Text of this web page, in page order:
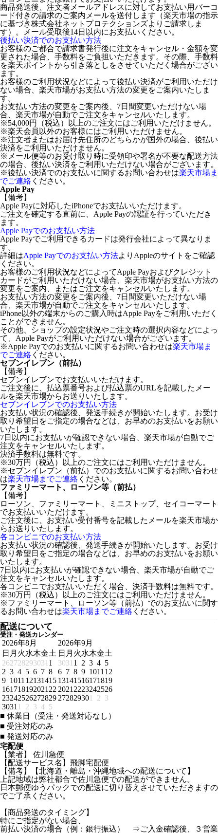
商品発送後、注文者メールアドレスに対してお支払い用バーコ
ード付きの請求のご案内メールを送付します（楽天市場の指示
に基づき株式会社ネットプロテクションズよりご請求しま
す）。メール受取後14日以内にお支払いください。
後払い決済でのお支払い方法
お客様のご都合で請求書発行後に注文をキャンセル・金額を変
更された場合、手数料をご負担いただきます。その際、手数料
を楽天ポイントから引き落としをさせていただく場合がござい
ます。
お客様のご利用状況などによって後払い決済がご利用いただけ
ない場合、楽天市場がお支払い方法の変更をご案内いたしま
す。
お支払い方法の変更をご案内後、7日間変更いただけない場
合、楽天市場が自動でご注文をキャンセルいたします。
※54,000円（税込）以上のご注文にはご利用いただけません。
※楽天会員以外のお客様にはご利用いただけません。
※注文者またはお届け先住所のどちらかが国外の場合、後払い
決済をご利用いただけません。
※メール便等のお受け取り時に受領印や署名が不要な配送方法
の場合、後払い決済をご利用いただけない場合がございます。
※後払い決済でのお支払いに関するお問い合わせは楽天市場ま
でご連絡 ください。
Apple Pay
【備考】
Apple Payに対応したiPhoneでお支払いいただけます。
ご注文を確定する直前に、Apple Payの認証を行っていただき
ます。
Apple Payでのお支払い方法
Apple Payでご利用できるカードは発行会社によって異なりま
す。
詳細はApple Payでのお支払い方法よりAppleのサイトをご確認
ください。
お客様のご利用状況などによってApple Payおよびクレジット
カードがご利用いただけない場合、楽天市場がお支払い方法の
変更をご案内、またはご注文をキャンセルいたします。
お支払い方法の変更をご案内後、7日間変更いただけない場
合、楽天市場が自動でご注文をキャンセルいたします。
iPhone以外の端末からのご購入時はApple Payをご利用いただく
ことができません。
その他、ショップの設定状況やご注文時の選択内容などによっ
て、Apple Payがご利用いただけない場合がございます。
※Apple Payでのお支払いに関するお問い合わせは楽天市場ま
でご連絡 ください。
セブンイレブン（前払）
【備考】
セブンイレブンでお支払いいただけます。
ご注文後に、払込票番号および払込票のURLを記載したメー
ルを楽天市場からお送りいたします。
セブンイレブンでのお支払い方法
お支払い状況の確認後、発送手続きが開始いたします。お受け
取り希望日をご指定の場合などは、お早めのお支払いをお願い
いたします。
7日以内にお支払いが確認できない場合、楽天市場が自動でご
注文をキャンセルいたします。
決済手数料は無料です。
※30万円（税込）以上のご注文にはご利用いただけません。
※セブンイレブン（前払）でのお支払いに関するお問い合わせ
は楽天市場までご連絡 ください。
ファミリーマート、ローソン等（前払）
【備考】
ローソン、ファミリーマート、ミニストップ、セイコーマート
でお支払いいただけます。
ご注文後に、お支払い受付番号を記載したメールを楽天市場か
らお送りいたします。
各コンビニでのお支払い方法
お支払い状況の確認後、発送手続きが開始いたします。お受け
取り希望日をご指定の場合などは、お早めのお支払いをお願い
いたします。
7日以内にお支払いが確認できない場合、楽天市場が自動でご
注文をキャンセルいたします。
各コンビニでお支払いいただく場合、決済手数料は無料です。
※30万円（税込）以上のご注文にはご利用いただけません。
※ファミリーマート、ローソン等（前払）でのお支払いに関す
るお問い合わせは楽天市場までご連絡 ください。
配送について
受注・発送カレンダー
2026年8月
日 月 火水木金土
262728293031 1
2 3 4 5 6 7 8
9 1011 12131415
161718192021 22
23242526272829
3031 1 2 3 4 5
2026年9月
日 月 火水木金土
3031 1 2 3 4 5
6 7 8 9 1011 12
13141516171819
2021 2223242526
272829301 2 3
■ 休業日（受注・発送対応なし）
■ 受注対応のみ
■ 発送対応のみ
宅配便
【業者】 佐川急便
【配送サービス名】飛脚宅配便
【備考】【北海道・離島・沖縄地域への配送について】
上記地域は弊社都合で佐川急便での配送ができません。
日本郵便ゆうパックでの配送に切り替えさせていただきますの
でご了承ください。
【商品発送のタイミング】
特にご指定がない場合、
前払い決済の場合（例：銀行振込） ⇒ご入金確認後、３営業